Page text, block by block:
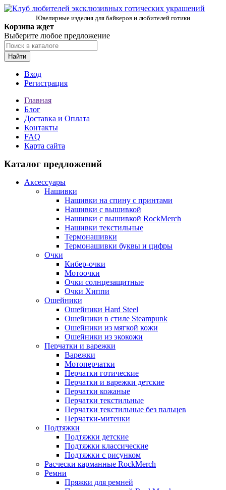
Ювелирные изделия для байкеров и любителей готики
Корзина ждет
Выберите любое предложение
Найти
Вход
Регистрация
Главная
Блог
Доставка и Оплата
Контакты
FAQ
Карта сайта
Каталог предложений
Аксессуары
Нашивки
Нашивки на спину с принтами
Нашивки с вышивкой
Нашивки с вышивкой RockMerch
Нашивки текстильные
Термонашивки
Термонашивки буквы и цифры
Очки
Кибер-очки
Мотоочки
Очки солнцезащитные
Очки Хиппи
Ошейники
Ошейники Hard Steel
Ошейники в стиле Steampunk
Ошейники из мягкой кожи
Ошейники из экокожи
Перчатки и варежки
Варежки
Мотоперчатки
Перчатки готические
Перчатки и варежки детские
Перчатки кожаные
Перчатки текстильные
Перчатки текстильные без пальцев
Перчатки-митенки
Подтяжки
Подтяжки детские
Подтяжки классические
Подтяжки с рисунком
Расчески карманные RockMerch
Ремни
Пряжки для ремней